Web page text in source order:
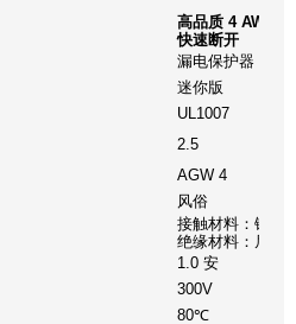
高品质 4 AWG
快速断开
漏电保护器
迷你版
UL1007
2.5
AGW 4
风俗
接触材料：铜
绝缘材料：尼龙
1.0 安
300V
80℃